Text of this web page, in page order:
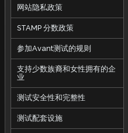
网站隐私政策
STAMP 分数政策
参加Avant测试的规则
支持少数族裔和女性拥有的企
业
测试安全性和完整性
测试配套设施